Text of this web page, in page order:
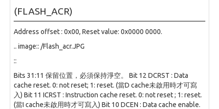
(FLASH_ACR)
Address offset : 0x00, Reset value: 0x0000 0000.
.. image:: /Flash_acr.JPG
::
Bits 31:11 保留位置，必須保持淨空。 Bit 12 DCRST : Data
cache reset. 0: not reset; 1: reset. (當D cache未啟用時才可寫
入) Bit 11 ICRST : Instruction cache reset. 0: not reset ; 1: reset.
(當I cache未啟用時才可寫入) Bit 10 DCEN : Data cache enable.